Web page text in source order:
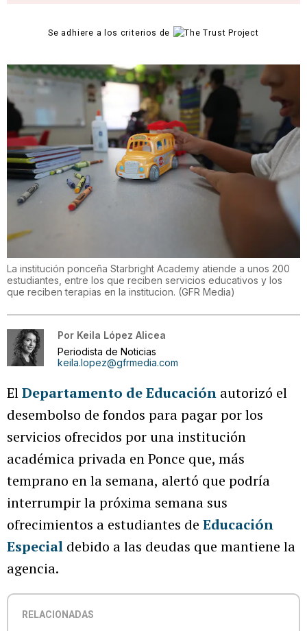
Se adhiere a los criterios de
La institución ponceña Starbright Academy atiende a unos 200
estudiantes, entre los que reciben servicios educativos y los
que reciben terapias en la institucion. (GFR Media)
Por Keila López Alicea
Periodista de Noticias
keila.lopez@gfrmedia.com
ElDepartamento de Educación autorizó el
desembolso de fondos para pagar por los
servicios ofrecidos por una institución
académica privada enPonce que, más
temprano en la semana, alertó que podría
interrumpir la próxima semana sus
ofrecimientos a estudiantes de Educación
Especial debido a las deudas que mantiene la
agencia.
RELACIONADAS